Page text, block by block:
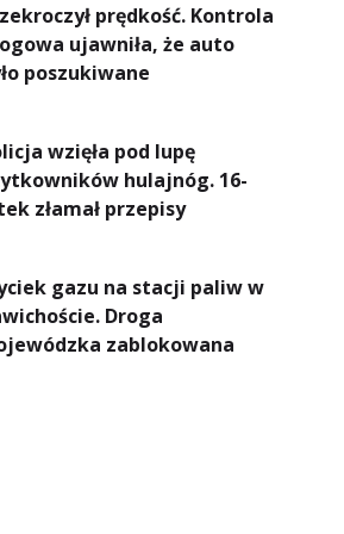
prędkość. Kontrola
ujawniła, że auto
poszukiwane
wzięła pod lupę
hulajnóg. 16-
złamał przepisy
gazu na stacji paliw w
Droga
zablokowana